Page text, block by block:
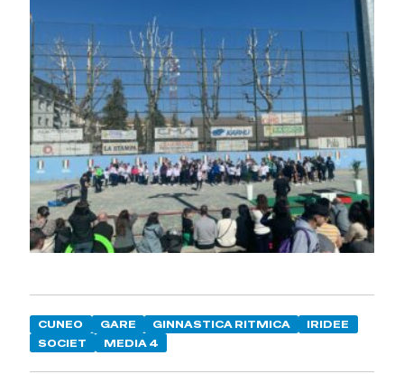
CUNEO GARE GINNASTICA RITMICA
IRIDEE
SOCIET
MEDIA 4